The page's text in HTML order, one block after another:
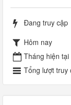
Đang truy cập
Hôm nay
Tháng hiện tại
Tổng lượt truy